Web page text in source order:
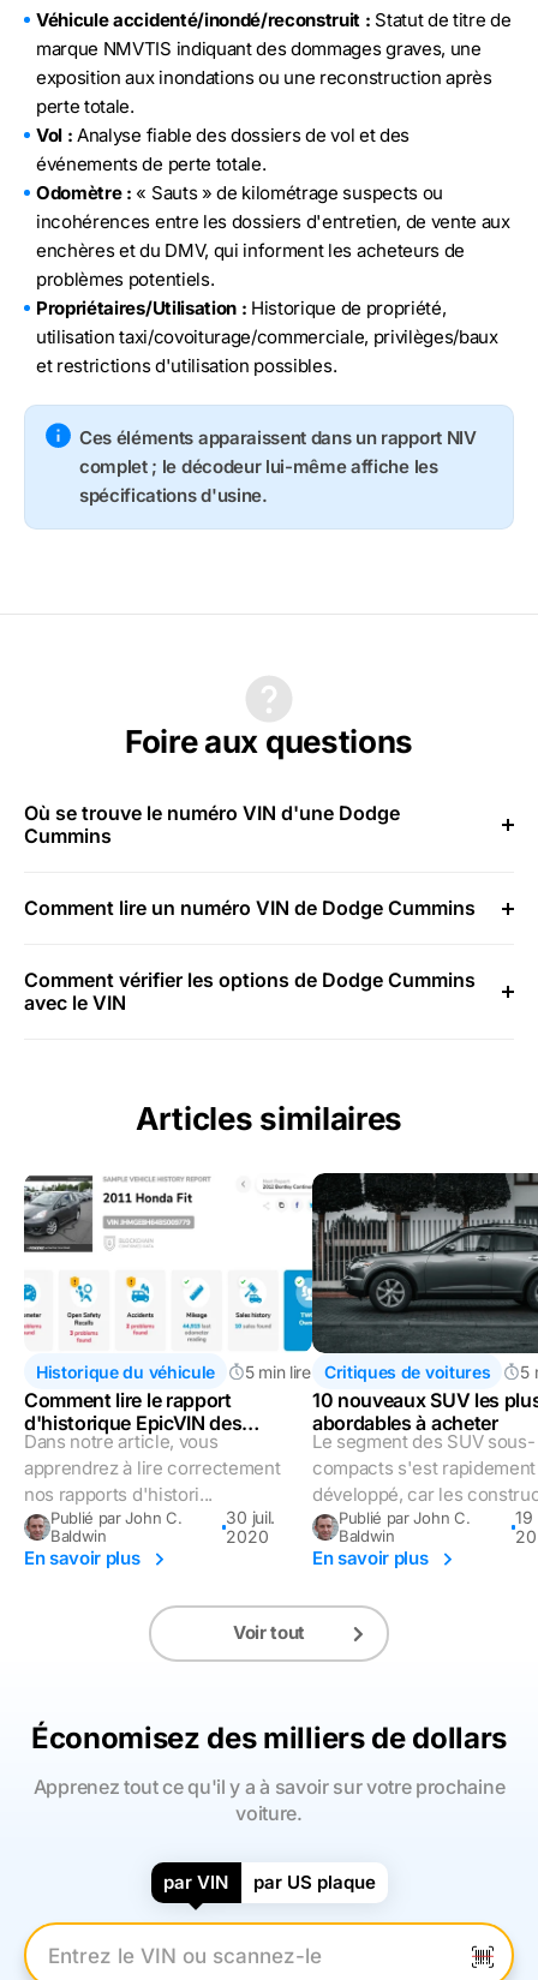
Véhicule accidenté/inondé/reconstruit : Statut de titre de
marque NMVTIS indiquant des dommages graves, une
exposition aux inondations ou une reconstruction après
perte totale.
Vol : Analyse fiable des dossiers de vol et des
événements de perte totale.
Odomètre : « Sauts » de kilométrage suspects ou
incohérences entre les dossiers d'entretien, de vente aux
enchères et du DMV, qui informent les acheteurs de
problèmes potentiels.
Propriétaires/Utilisation : Historique de propriété,
utilisation taxi/covoiturage/commerciale, privilèges/baux
et restrictions d'utilisation possibles.
Ces éléments apparaissent dans un rapport NIV
complet ; le décodeur lui-même affiche les
spécifications d'usine.
Foire aux questions
Où se trouve le numéro VIN d'une Dodge
Cummins
Comment lire un numéro VIN de Dodge Cummins
Comment vérifier les options de Dodge Cummins
avec le VIN
Articles similaires
Historique du véhicule 5 min lire
Comment lire le rapport
d'historique EpicVIN des
véhicules ?
Dans notre article, vous
apprendrez à lire correctement
nos rapports d'histori...
Publié par John C.
Baldwin
30 juil.
2020
En savoir plus
Critiques de voitures 5
10 nouveaux SUV les
abordables à acheter
Le segment des SUV sous-
compacts s'est rapidement
développé, car les
Publié par John C.
Baldwin
19
En savoir plus
Voir tout
Économisez des milliers de dollars
Apprenez tout ce qu'il y a à savoir sur votre prochaine
voiture.
par VIN par US plaque
Entrez le numéro VIN